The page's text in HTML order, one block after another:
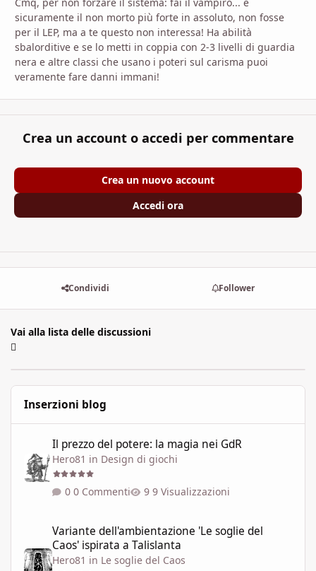
sicuramente il non morto più forte in assoluto, non fosse
per il LEP, ma a te questo non interessa! Ha abilità
sbalorditive e se lo metti in coppia con 2-3 livelli di guardia
nera e altre classi che usano i poteri sul carisma puoi
veramente fare danni immani!
Crea un account o accedi per commentare
Crea un nuovo account
Accedi ora
Condividi Follower
Vai alla lista delle discussioni
Inserzioni blog
Il prezzo del potere: la magia nei GdR
Hero81 in Design di giochi
0 Commenti 9 Visualizzazioni
Variante dell'ambientazione 'Le soglie del
Caos' ispirata a Talislanta
Hero81 in Le soglie del Caos